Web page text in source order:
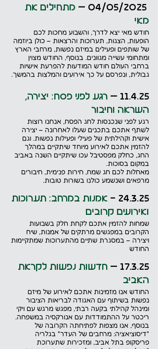
מתחילים את
מאי
חודש מאי יצא לדרך, והשבוע מחכות לכם
הופעות, הצגות, תערוכות והרצאות – כולן ביוזמה
של שותפים ופעילים במיזם נפשות, מרחבי הארץ
ומתחומי עשייה מגוונים. בנוסף, החודש מצוין
ברחבי העולם חודש המודעות להפרעת אישיות
גבולית, ונפרסם על כך אירועים והמלצות בהמשך.
11.4.25 –
רגע לפני פסח: יצירה,
השראה וחיבור
רגע לפני שנכנסות לחג הפסח, אנחנו רוצות
לשתף אתכם בתכנים שעלו לאחרונה – יצירה
אישית וקהילתית של פעילי ופעילות נפשות. וגם
להזמין אתכם לאירוע מיוחד שיתקיים במהלך
החג, כחלק מפסטיבל עכו שיתקיים השנה באביב
במקום בסוכות.
מאחלות לכם חג שמח, חירות פנימית, חיבורים
מרפאים ושנשמע כולנו בשורות טובות.
24.3.25 -
אמנות במרחב: תערוכות
ואירועים קרובים
שמחות להזמין אתכם לקחת חלק בשבועות
הקרובים במפגשים מרתקים של אמנות, שיח
ויצירה – במסגרת שתיים מהתערוכות שמתקיימות
החודש
17.3.25 –
חדשות נפשות לקראת
האביב
החודש אנו מזמינות אתכם לאירוע של מיזם
נפשות בשיתוף עם האגודה לבריאות הציבור
ומינהל קהילתי בקעה רבתי, מפגש מרגש עם ויקי
ריכטר על ההתמודדות עם אנורקסיה במשפחה.
בנוסף, אנו מצפות לפתיחתה הקרובה של
"דיסוציאציה: מרחבים של העדר" בגלריה
פריסקופ בתל אביב, ומזכירות שתערוכת